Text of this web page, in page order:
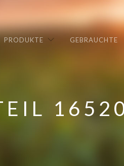
PRODUKTE GEBRAUCHTE